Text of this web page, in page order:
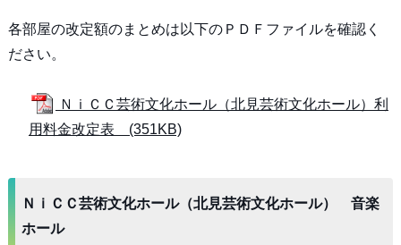
各部屋の改定額のまとめは以下のＰＤＦファイルを確認く
ださい。
ＮｉＣＣ芸術文化ホール（北見芸術文化ホール）利
用料金改定表 (351KB)
ＮｉＣＣ芸術文化ホール（北見芸術文化ホール） 音楽
ホール